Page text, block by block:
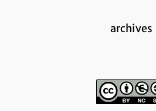
archives